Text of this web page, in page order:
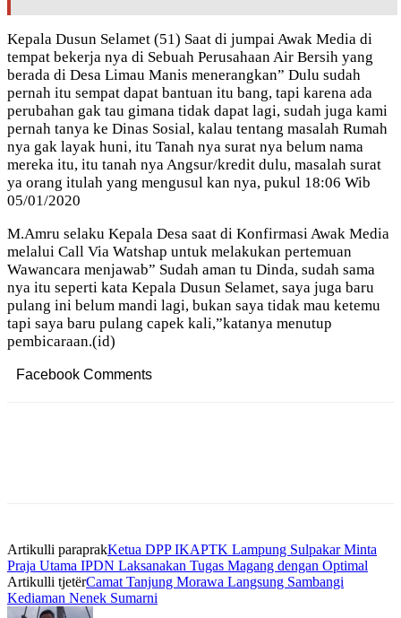
Kepala Dusun Selamet (51) Saat di jumpai Awak Media di
tempat bekerja nya di Sebuah Perusahaan Air Bersih yang
berada di Desa Limau Manis menerangkan” Dulu sudah
pernah itu sempat dapat bantuan itu bang, tapi karena ada
perubahan gak tau gimana tidak dapat lagi, sudah juga kami
pernah tanya ke Dinas Sosial, kalau tentang masalah Rumah
nya gak layak huni, itu Tanah nya surat nya belum nama
mereka itu, itu tanah nya Angsur/kredit dulu, masalah surat
ya orang itulah yang mengusul kan nya, pukul 18:06 Wib
05/01/2020
M.Amru selaku Kepala Desa saat di Konfirmasi Awak Media
melalui Call Via Watshap untuk melakukan pertemuan
Wawancara menjawab” Sudah aman tu Dinda, sudah sama
nya itu seperti kata Kepala Dusun Selamet, saya juga baru
pulang ini belum mandi lagi, bukan saya tidak mau ketemu
tapi saya baru pulang capek kali,”katanya menutup
pembicaraan.(id)
Facebook Comments
Artikulli paraprakKetua DPP IKAPTK Lampung Sulpakar Minta
Praja Utama IPDN Laksanakan Tugas Magang dengan Optimal
Artikulli tjetërCamat Tanjung Morawa Langsung Sambangi
Kediaman Nenek Sumarni